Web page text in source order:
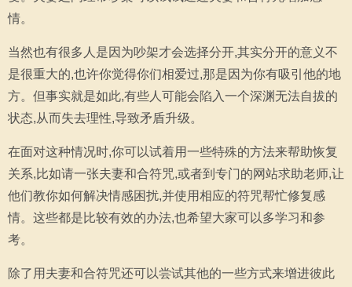
情。
当然也有很多人是因为吵架才会选择分开,其实分开的意义不
是很重大的,也许你觉得你们相爱过,那是因为你有吸引他的地
方。但事实就是如此,有些人可能会陷入一个深渊无法自拔的
状态,从而失去理性,导致矛盾升级。
在面对这种情况时,你可以试着用一些特殊的方法来帮助恢复
关系,比如请一张夫妻和合符咒,或者到专门的网站求助老师,让
他们教你如何解决情感困扰,并使用相应的符咒帮忙修复感
情。这些都是比较有效的办法,也希望大家可以多学习和参
考。
除了用夫妻和合符咒还可以尝试其他的一些方式来增进彼此